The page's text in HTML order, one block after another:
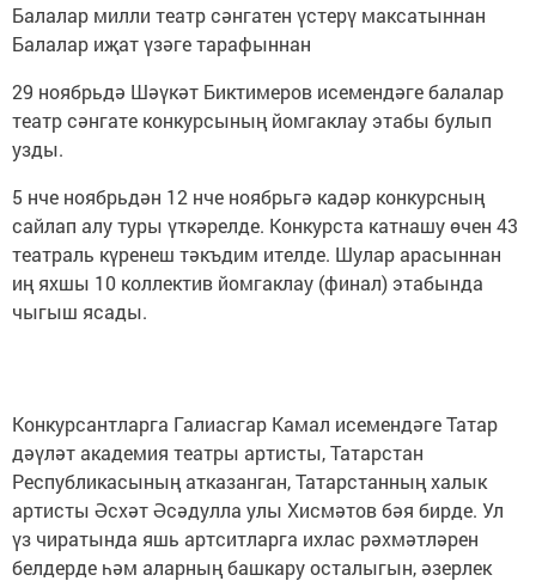
Балалар милли театр сәнгатен үстерү максатыннан
Балалар иҗат үзәге тарафыннан
29 ноябрьдә Шәүкәт Биктимеров исемендәге балалар
театр сәнгате конкурсының йомгаклау этабы булып
узды.
5 нче ноябрьдән 12 нче ноябрьгә кадәр конкурсның
сайлап алу туры үткәрелде. Конкурста катнашу өчен 43
театраль күренеш тәкъдим ителде. Шулар арасыннан
иң яхшы 10 коллектив йомгаклау (финал) этабында
чыгыш ясады.
Конкурсантларга Галиасгар Камал исемендәге Татар
дәүләт академия театры артисты, Татарстан
Республикасының атказанган, Татарстанның халык
артисты Әсхәт Әсәдулла улы Хисмәтов бәя бирде. Ул
үз чиратында яшь артситларга ихлас рәхмәтләрен
белдерде һәм аларның башкару осталыгын, әзерлек